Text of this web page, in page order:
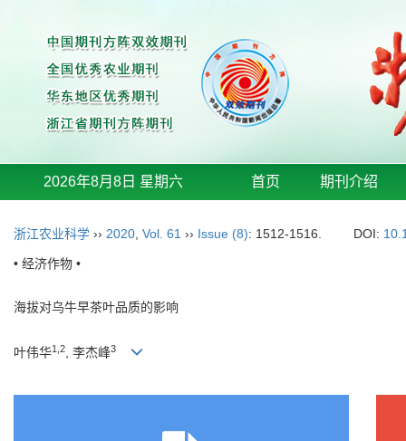
2026年8月8日 星期六 首页 期刊介绍
浙江农业科学 ›› 2020 Vol. 61 ›› Issue (8): 1512-1516. DOI:
• 经济作物 •
海拔对乌牛早茶叶品质的影响
叶伟华1,2, 李杰峰3